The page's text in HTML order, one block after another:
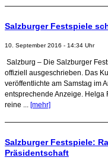
Salzburger Festspiele
10. September 2016 - 14:34 Uhr
Salzburg – Die Salzburger
offiziell ausgeschrieben. Das
veröffentlichte am Samstag im
entsprechende Anzeige. Helga
reine ... [mehr]
Salzburger Festspiele:
Präsidentschaft